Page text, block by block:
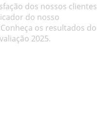
dos nossos clientes
do nosso
os resultados do
2025.